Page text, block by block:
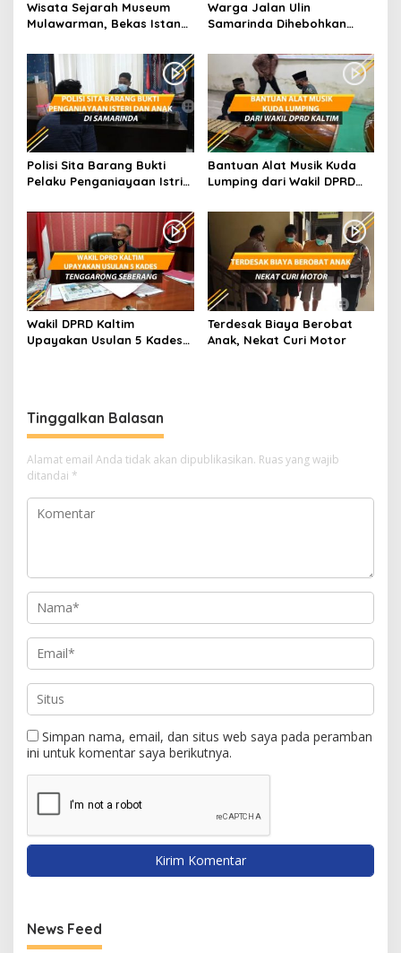
Wisata Sejarah Museum
Mulawarman, Bekas Istana
Warga Jalan Ulin
Samarinda Dihebohkan
Meninggal Dalam Mobil
Terparkir
Polisi Sita Barang Bukti
Pelaku Penganiayaan Istri
Bantuan Alat Musik Kuda
Lumping dari Wakil DPRD
Wakil DPRD Kaltim
Upayakan Usulan 5 Kades
Terdesak Biaya Berobat
Anak, Nekat Curi Motor
Tinggalkan Balasan
Alamat email Anda tidak akan dipublikasikan. Ruas yang wajib
ditandai *
Simpan nama, email, dan situs web saya pada peramban
ini untuk komentar saya berikutnya.
News Feed